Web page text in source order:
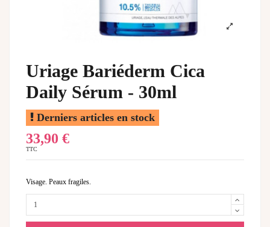
Uriage Bariéderm Cica
Daily Sérum - 30ml
Derniers articles en stock
33,90 €
TTC
Visage. Peaux fragiles.